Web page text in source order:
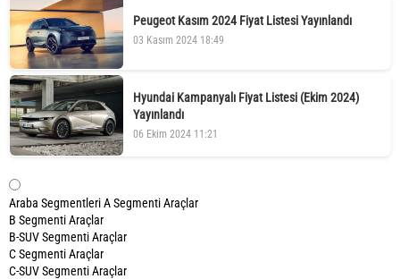
Peugeot Kasım 2024 Fiyat Listesi Yayınlandı
03 Kasım 2024 18:49
Hyundai Kampanyalı Fiyat Listesi (Ekim 2024)
Yayınlandı
06 Ekim 2024 11:21
Araba SegmentleriA Segmenti Araçlar
B Segmenti Araçlar
B-SUV Segmenti Araçlar
C Segmenti Araçlar
C-SUV Segmenti Araçlar